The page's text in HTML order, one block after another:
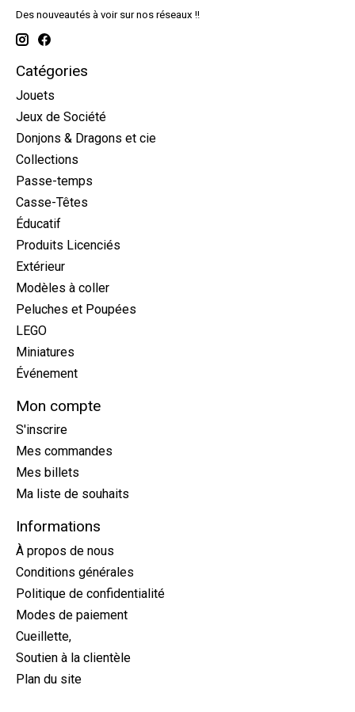
Des nouveautés à voir sur nos réseaux !!
Catégories
Jouets
Jeux de Société
Donjons & Dragons et cie
Collections
Passe-temps
Casse-Têtes
Éducatif
Produits Licenciés
Extérieur
Modèles à coller
Peluches et Poupées
LEGO
Miniatures
Événement
Mon compte
S'inscrire
Mes commandes
Mes billets
Ma liste de souhaits
Informations
À propos de nous
Conditions générales
Politique de confidentialité
Modes de paiement
Cueillette,
Soutien à la clientèle
Plan du site